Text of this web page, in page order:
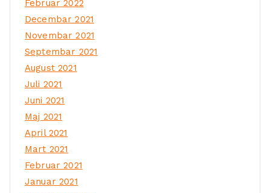
Februar 2022
Decembar 2021
Novembar 2021
Septembar 2021
August 2021
Juli 2021
Juni 2021
Maj 2021
April 2021
Mart 2021
Februar 2021
Januar 2021